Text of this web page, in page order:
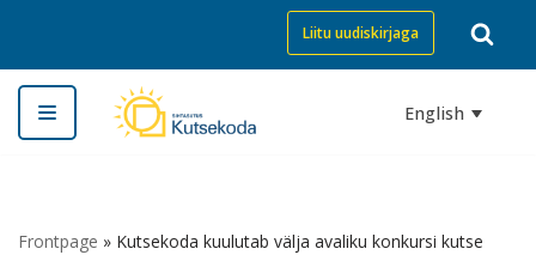
Skip
to
content
Liitu uudiskirjaga
English
Frontpage » Kutsekoda kuulutab välja avaliku konkursi kutse